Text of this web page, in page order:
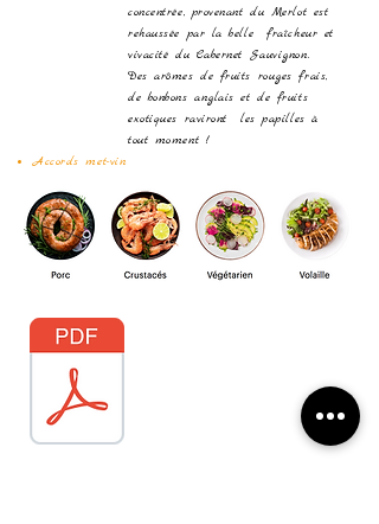
concentrée, provenant du Merlot est
rehaussée par la belle fraîcheur et
vivacité du Cabernet Sauvignon.
Des arômes de fruits rouges frais,
de bonbons anglais et de fruits
exotiques raviront les papilles à
tout moment !
Accords met-vin